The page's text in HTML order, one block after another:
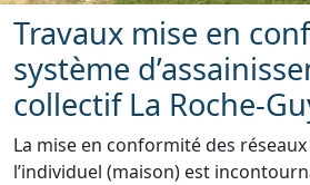
Travaux mise en
système
collectif La Roche-
La mise en conformité des réseaux
l’individuel (maison) est